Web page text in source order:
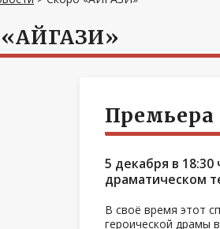
5 декабря в
драматическом
В своё время этот
героической драмы